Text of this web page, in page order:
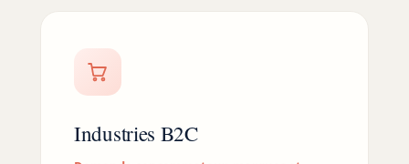
Industries B2C